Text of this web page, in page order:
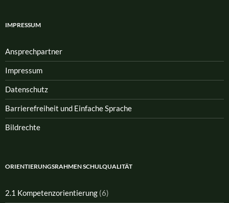
IMPRESSUM
Ansprech­partner
Impressum
Datenschutz
Barrierefreiheit und Einfache Sprache
Bildrechte
ORIENTIERUNGSRAHMEN SCHULQUALITÄT
2.1 Kompetenzorientierung (6)